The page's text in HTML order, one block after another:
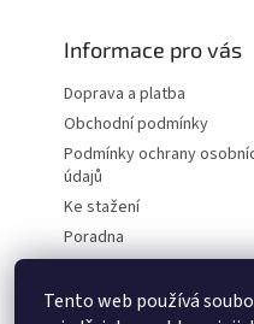
Tento web používá
Informace pro vás
Doprava a platba
Obchodní podmínky
Podmínky ochrany
údajů
Ke stažení
Poradna